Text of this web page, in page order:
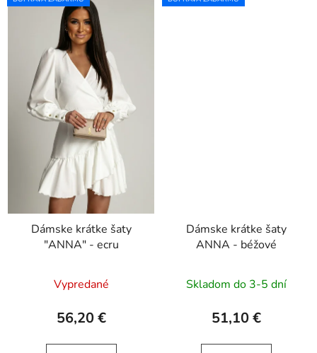
Dámske krátke šaty
"ANNA" - ecru
Vypredané
56,20 €
Dámske krátke šaty
ANNA - béžové
Skladom do 3-5 dní
51,10 €